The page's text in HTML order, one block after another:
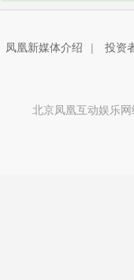
凤凰新媒体介绍 | 投资
北京凤凰互动娱乐